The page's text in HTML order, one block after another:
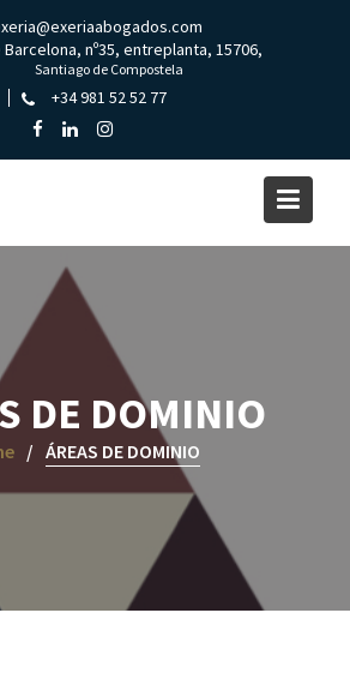
Barcelona, nº35, entreplanta, 15706,
Santiago de Compostela
+34 981 52 52 77
DE DOMINIO
ÁREAS DE DOMINIO